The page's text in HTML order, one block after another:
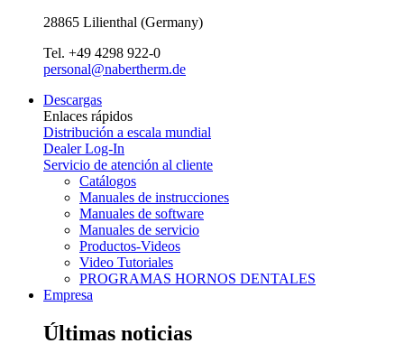
28865 Lilienthal (Germany)
Tel. +49 4298 922-0
personal@nabertherm.de
Descargas
Enlaces rápidos
Distribución a escala mundial
Dealer Log-In
Servicio de atención al cliente
Catálogos
Manuales de instrucciones
Manuales de software
Manuales de servicio
Productos-Videos
Video Tutoriales
PROGRAMAS HORNOS DENTALES
Empresa
Últimas noticias